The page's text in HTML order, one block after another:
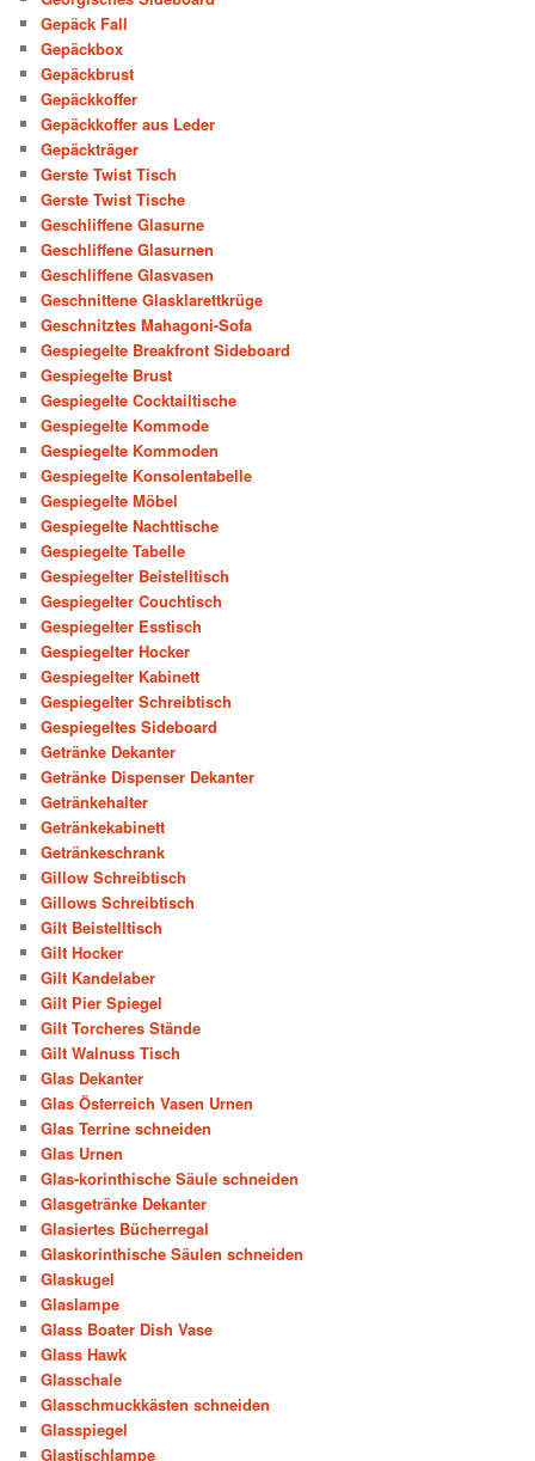
Gepäck Fall
Gepäckbox
Gepäckbrust
Gepäckkoffer
Gepäckkoffer aus Leder
Gepäckträger
Gerste Twist Tisch
Gerste Twist Tische
Geschliffene Glasurne
Geschliffene Glasurnen
Geschliffene Glasvasen
Geschnittene Glasklarettkrüge
Geschnitztes Mahagoni-Sofa
Gespiegelte Breakfront Sideboard
Gespiegelte Brust
Gespiegelte Cocktailtische
Gespiegelte Kommode
Gespiegelte Kommoden
Gespiegelte Konsolentabelle
Gespiegelte Möbel
Gespiegelte Nachttische
Gespiegelte Tabelle
Gespiegelter Beistelltisch
Gespiegelter Couchtisch
Gespiegelter Esstisch
Gespiegelter Hocker
Gespiegelter Kabinett
Gespiegelter Schreibtisch
Gespiegeltes Sideboard
Getränke Dekanter
Getränke Dispenser Dekanter
Getränkehalter
Getränkekabinett
Getränkeschrank
Gillow Schreibtisch
Gillows Schreibtisch
Gilt Beistelltisch
Gilt Hocker
Gilt Kandelaber
Gilt Pier Spiegel
Gilt Torcheres Stände
Gilt Walnuss Tisch
Glas Dekanter
Glas Österreich Vasen Urnen
Glas Terrine schneiden
Glas Urnen
Glas-korinthische Säule schneiden
Glasgetränke Dekanter
Glasiertes Bücherregal
Glaskorinthische Säulen schneiden
Glaskugel
Glaslampe
Glass Boater Dish Vase
Glass Hawk
Glasschale
Glasschmuckkästen schneiden
Glasspiegel
Glastischlampe